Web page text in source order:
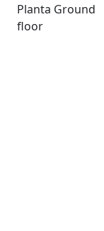
Planta Ground
floor